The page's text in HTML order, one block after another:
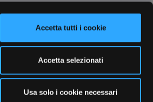
Accetta tutti i cookie
Accetta selezionati
Usa solo i cookie necessari